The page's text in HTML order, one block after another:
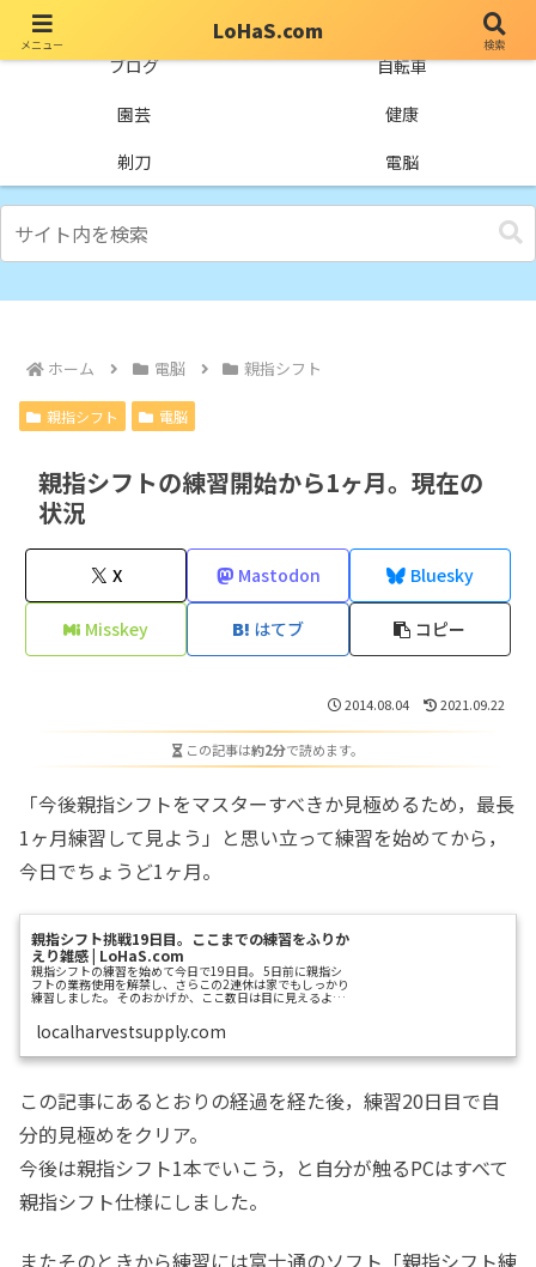
ブログ
自転車
園芸
健康
剃刀
電脳
ホーム 電脳 親指シフト
親指シフト 電脳
親指シフトの練習開始から1ヶ月。現在の
状況
X Mastodon Bluesky
Misskey はてブ コピー
2014.08.04 2021.09.22
この記事は約2分で読めます。
「今後親指シフトをマスターすべきか見極めるため，最長
1ヶ月練習して見よう」と思い立って練習を始めてから，
今日でちょうど1ヶ月。
親指シフト挑戦19日目。ここまでの練習をふりか
えり雑感 | LoHaS.com
親指シフトの練習を始めて今日で19日目。 5日前に親指シ
フトの業務使用を解禁し、さらこの2連休は家でもしっかり
練習しました。 そのおかげか、ここ数日は目に見えるよう
感じ
localharvestsupply.com
この記事にあるとおりの経過を経た後，練習20日目で自
分的見極めをクリア。
今後は親指シフト1本でいこう，と自分が触るPCはすべて
親指シフト仕様にしました。
メニュー
LoHaS.com
検索